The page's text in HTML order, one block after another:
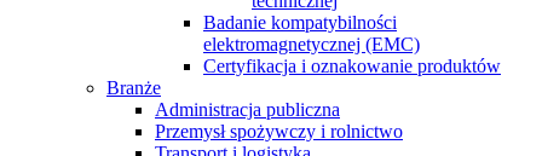
Badanie kompatybilności
elektromagnetycznej (EMC)
Certyfikacja i oznakowanie produktów
Branże
Administracja publiczna
Przemysł spożywczy i rolnictwo